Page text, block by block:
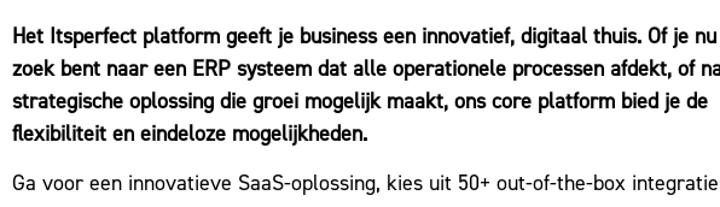
Het Itsperfect platform geeft je business een innovatief, digitaal thuis. Of je
zoek bent naar een ERP systeem dat alle operationele processen afdekt, of
strategische oplossing die groei mogelijk maakt, ons core platform bied je de
flexibiliteit en eindeloze mogelijkheden.
Ga voor een innovatieve SaaS-oplossing, kies uit 50+ out-of-the-box